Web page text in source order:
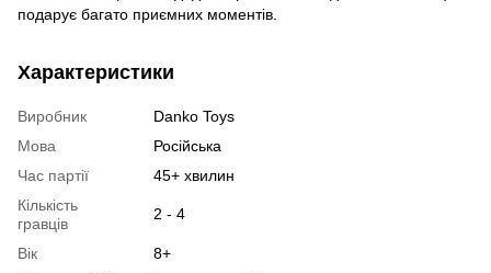
подарує багато приємних моментів.
Характеристики
Виробник
Danko Toys
Мова
Російська
Час партії
45+ хвилин
Кількість
гравців
2 - 4
Вік
8+